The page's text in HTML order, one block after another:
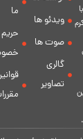
ویدئو ها
صوت ها
گالری
تصاویر
ما
حریم